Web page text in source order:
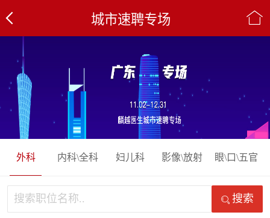
城市速聘专场
外科 内科\全科 妇儿科 影像\放射 眼\口\五官
搜索